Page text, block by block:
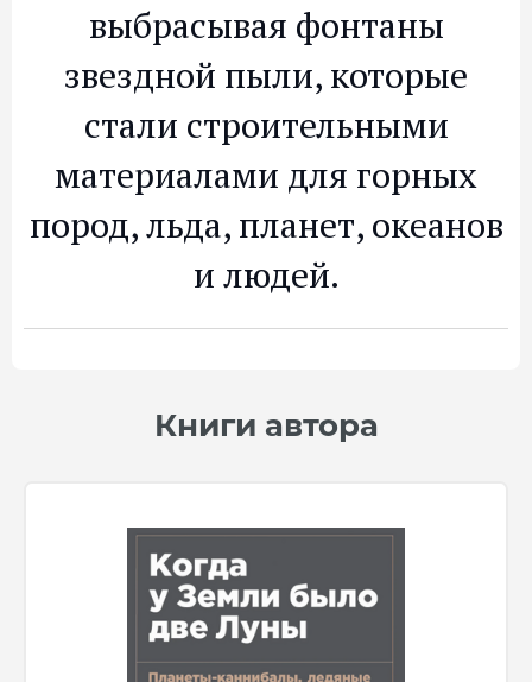
выбрасывая фонтаны
звездной пыли, которые
стали строительными
материалами для горных
пород, льда, планет, океанов
и людей.
Книги автора